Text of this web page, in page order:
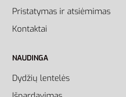
Pristatymas ir atsiėmimas
Kontaktai
NAUDINGA
Dydžių lentelės